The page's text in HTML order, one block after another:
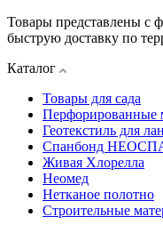
Товары представлены с
быструю доставку по
Каталог
Товары для сада
Перфорированные
Геотекстиль для
Спанбонд
Живая Хлорелла
Нeомед
Нетканое полотно
Строительные